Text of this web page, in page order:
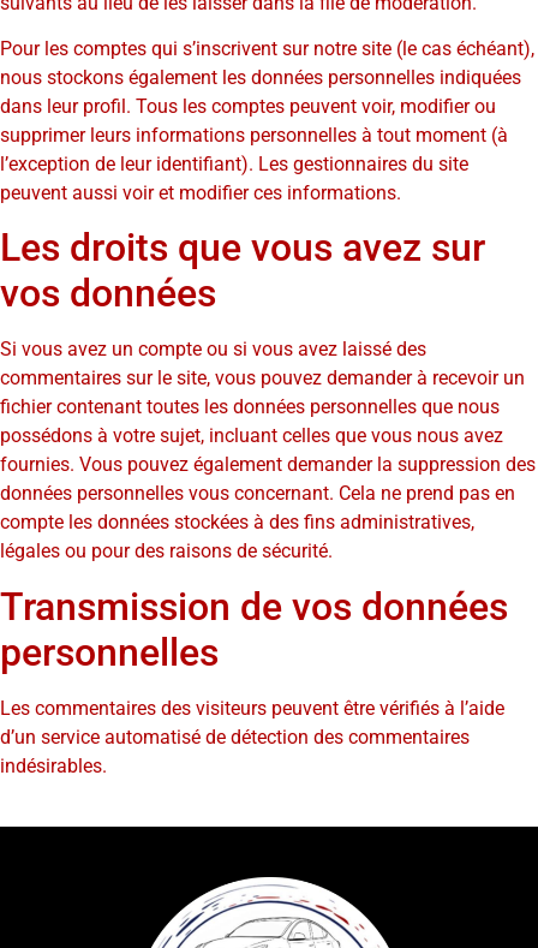
Pour les comptes qui s’inscrivent sur notre site (le cas échéant),
nous stockons également les données personnelles indiquées
dans leur profil. Tous les comptes peuvent voir, modifier ou
supprimer leurs informations personnelles à tout moment (à
l’exception de leur identifiant). Les gestionnaires du site
peuvent aussi voir et modifier ces informations.
Les droits que vous avez sur
vos données
Si vous avez un compte ou si vous avez laissé des
commentaires sur le site, vous pouvez demander à recevoir un
fichier contenant toutes les données personnelles que nous
possédons à votre sujet, incluant celles que vous nous avez
fournies. Vous pouvez également demander la suppression des
données personnelles vous concernant. Cela ne prend pas en
compte les données stockées à des fins administratives,
légales ou pour des raisons de sécurité.
Transmission de vos données
personnelles
Les commentaires des visiteurs peuvent être vérifiés à l’aide
d’un service automatisé de détection des commentaires
indésirables.